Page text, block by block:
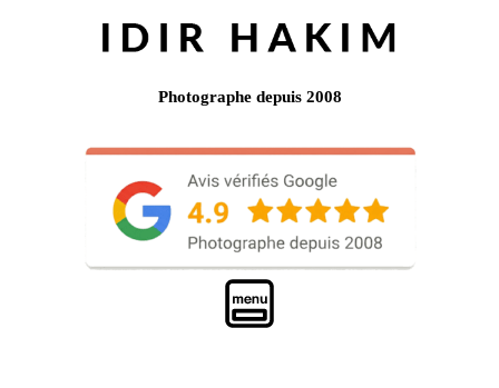
Photographe depuis 2008